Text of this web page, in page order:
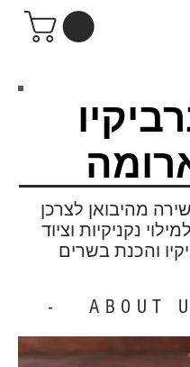
מהיבואן לצרכן
נקניקיות וציוד
והכנת בשרים
- ABOUT